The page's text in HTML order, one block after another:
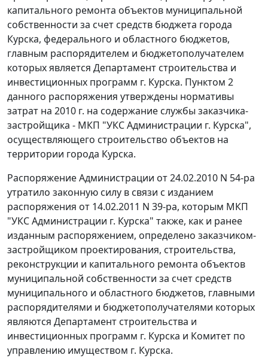
капитального ремонта объектов муниципальной
собственности за счет средств бюджета города
Курска, федерального и областного бюджетов,
главным распорядителем и бюджетополучателем
которых является Департамент строительства и
инвестиционных программ г. Курска. Пунктом 2
данного распоряжения утверждены нормативы
затрат на 2010 г. на содержание службы заказчика-
застройщика - МКП "УКС Администрации г. Курска",
осуществляющего строительство объектов на
территории города Курска.
Распоряжение Администрации от 24.02.2010 N 54-ра
утратило законную силу в связи с изданием
распоряжения от 14.02.2011 N 39-ра, которым МКП
"УКС Администрации г. Курска" также, как и ранее
изданным распоряжением, определено заказчиком-
застройщиком проектирования, строительства,
реконструкции и капитального ремонта объектов
муниципальной собственности за счет средств
муниципального и областного бюджетов, главными
распорядителями и бюджетополучателями которых
являются Департамент строительства и
инвестиционных программ г. Курска и Комитет по
управлению имуществом г. Курска.